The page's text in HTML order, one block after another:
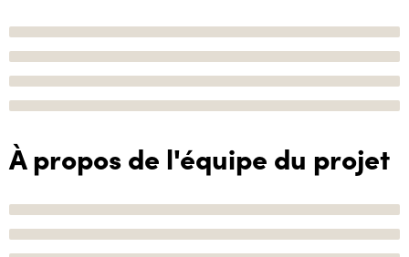
À propos de l'équipe du projet